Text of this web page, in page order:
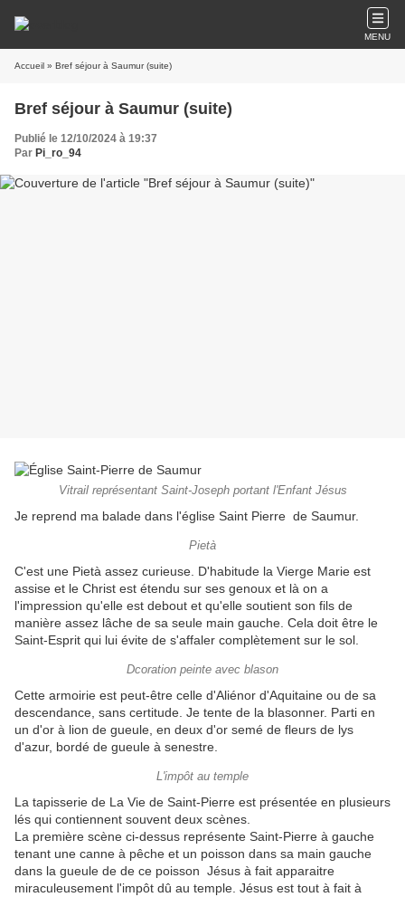
MENU
Accueil » Bref séjour à Saumur (suite)
Bref séjour à Saumur (suite)
Publié le 12/10/2024 à 19:37
Par Pi_ro_94
Vitrail représentant Saint-Joseph portant l'Enfant Jésus
Je reprend ma balade dans l'église Saint Pierre de Saumur.
Pietà
C'est une Pietà assez curieuse. D'habitude la Vierge Marie est
assise et le Christ est étendu sur ses genoux et là on a
l'impression qu'elle est debout et qu'elle soutient son fils de
manière assez lâche de sa seule main gauche. Cela doit être le
Saint-Esprit qui lui évite de s'affaler complètement sur le sol.
Dcoration peinte avec blason
Cette armoirie est peut-être celle d'Aliénor d'Aquitaine ou de sa
descendance, sans certitude. Je tente de la blasonner. Parti en
un d'or à lion de gueule, en deux d'or semé de fleurs de lys
d'azur, bordé de gueule à senestre.
L'impôt au temple
La tapisserie de La Vie de Saint-Pierre est présentée en plusieurs
lés qui contiennent souvent deux scènes.
La première scène ci-dessus représente Saint-Pierre à gauche
tenant une canne à pêche et un poisson dans sa main gauche
dans la gueule de de ce poisson Jésus à fait apparaitre
miraculeusement l'impôt dû au temple. Jésus est tout à fait à